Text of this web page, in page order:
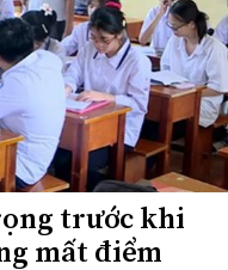
trước khi
mất điểm